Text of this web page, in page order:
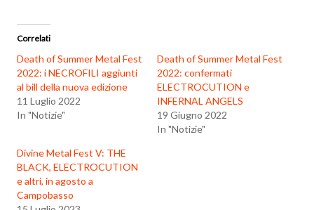
Correlati
Death of Summer Metal Fest
2022: i NECROFILI aggiunti
al bill della nuova edizione
11 Luglio 2022
In "Notizie"
Death of Summer Metal Fest
2022: confermati
ELECTROCUTION e
INFERNAL ANGELS
19 Giugno 2022
In "Notizie"
Divine Metal Fest V: THE
BLACK, ELECTROCUTION
e altri, in agosto a
Campobasso